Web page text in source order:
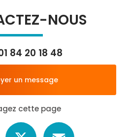
NOUS
84 20 18 48
un message
cette page
Facebook